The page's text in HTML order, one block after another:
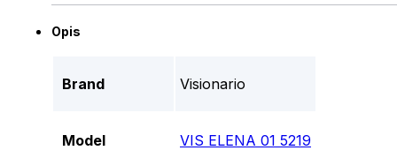
Opis
Brand Visionario
Model VIS ELENA 01 5219